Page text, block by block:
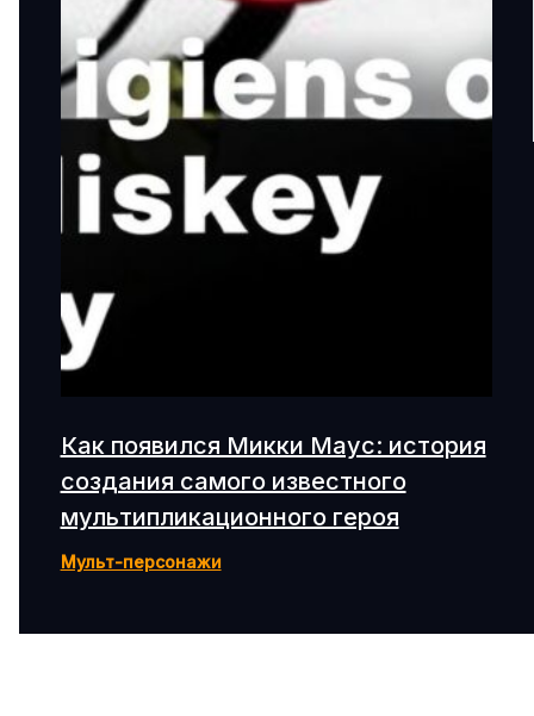
Как появился Микки Маус: история
создания самого известного
мультипликационного героя
Мульт-персонажи